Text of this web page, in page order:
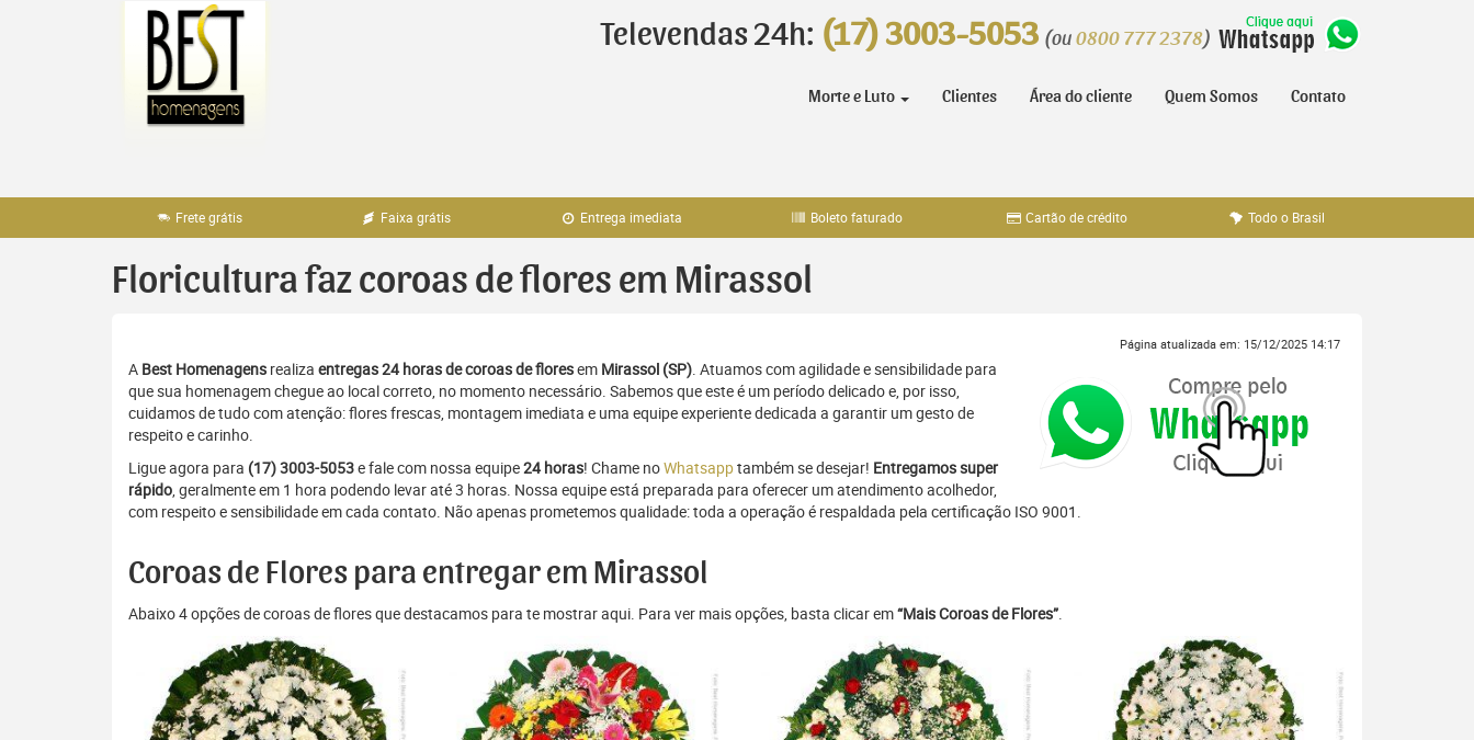
Televendas 24h: (17) 3003-5053 (ou 0800 777 2378)
Morte e Luto Clientes Área do cliente Quem Somos Contato
Frete grátis Faixa grátis Entrega imediata Boleto faturado Cartão de crédito Todo o Brasil
Floricultura faz coroas de flores em Mirassol
Página atualizada em: 15/12/2025 14:17
A Best Homenagens realiza entregas 24 horas de coroas de floresem Mirassol (SP). Atuamos com agilidade e sensibilidade para
que sua homenagem chegue ao local correto, no momento necessário. Sabemos que este é um período delicado e, por isso,
cuidamos de tudo com atenção: flores frescas, montagem imediata e uma equipe experiente dedicada a garantir um gesto de
respeito e carinho.
Ligue agora para (17) 3003-5053e fale com nossa equipe24 horas! Chame noWhatsapptambém se desejar! Entregamos super
rápido, geralmente em 1 hora podendo levar até 3 horas. Nossa equipe está preparada para oferecer um atendimento acolhedor,
com respeito e sensibilidade em cada contato. Não apenas prometemos qualidade: toda a operação é respaldada pela certificação ISO 9001.
Coroas de Flores para entregar em Mirassol
Abaixo 4 opções de coroas de flores que destacamos para te mostrar aqui. Para ver mais opções, basta clicar em“Mais Coroas de Flores”.